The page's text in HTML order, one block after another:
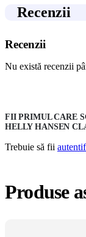
Recenzii
Recenzii
Nu există recenzii
FII PRIMUL CARE
HELLY HANSEN
Trebuie să fii
Produse